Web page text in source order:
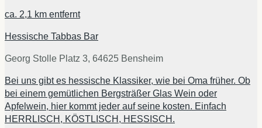
ca. 2,1 km entfernt
Hessische Tabbas Bar
Georg Stolle Platz 3, 64625 Bensheim
Bei uns gibt es hessische Klassiker, wie bei Oma früher. Ob
bei einem gemütlichen Bergsträßer Glas Wein oder
Apfelwein, hier kommt jeder auf seine kosten. Einfach
HERRLISCH, KÖSTLISCH, HESSISCH.